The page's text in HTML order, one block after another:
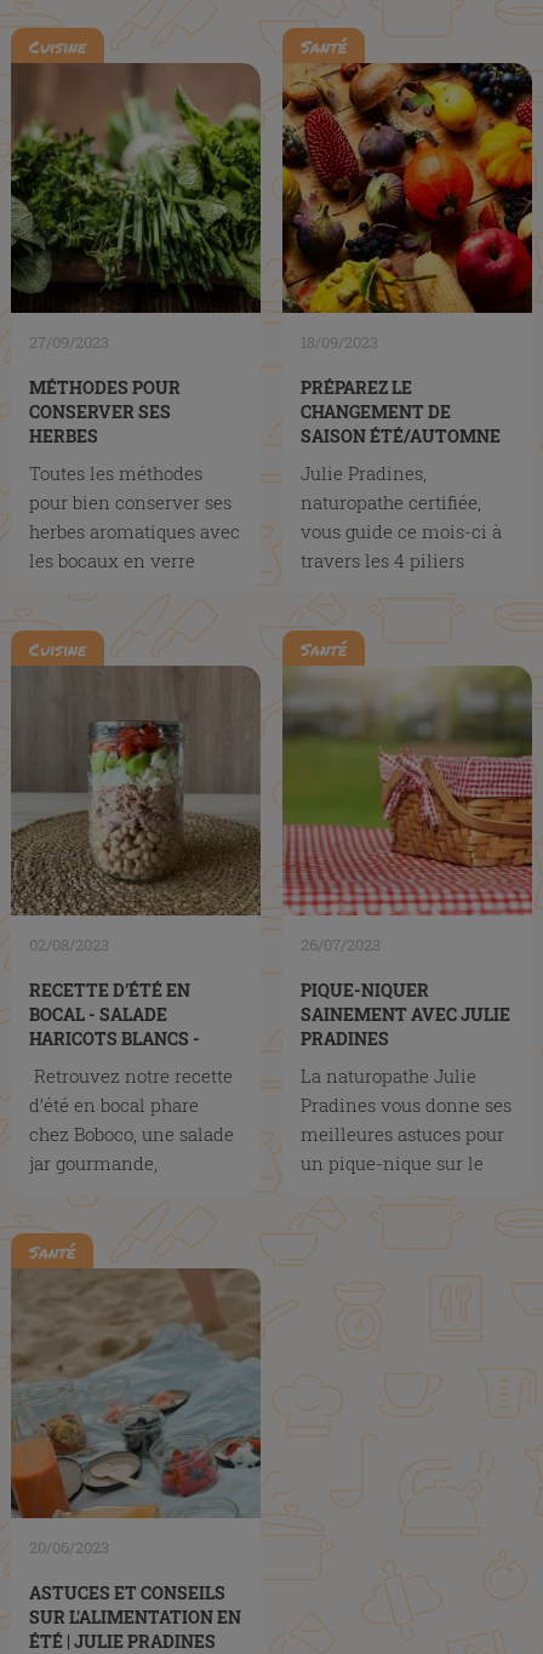
27/09/2023
MÉTHODES POUR
CONSERVER SES
HERBES
Cuisine
Toutes les méthodes
pour bien conserver ses
herbes aromatiques avec
les bocaux en verre
Boboco, contenants
18/09/2023
PRÉPAREZ LE
CHANGEMENT DE
SAISON ÉTÉ/AUTOMNE
Santé
Julie Pradines,
naturopathe certifiée,
vous guide ce mois-ci à
travers les 4 piliers
essentiels pour vivre un
02/08/2023
RECETTE D’ÉTÉ EN
BOCAL - SALADE
HARICOTS BLANCS -
Cuisine
Retrouvez notre recette
d’été en bocal phare
chez Boboco, une salade
jar gourmande,
équilibrée et colorée à
26/07/2023
PIQUE-NIQUER
SAINEMENT AVEC JULIE
PRADINES
Santé
La naturopathe Julie
Pradines vous donne ses
meilleures astuces pour
un pique-nique sur le
pouce équilibré
20/06/2023
ASTUCES ET CONSEILS
SUR L'ALIMENTATION EN
ÉTÉ | JULIE PRADINES
Santé